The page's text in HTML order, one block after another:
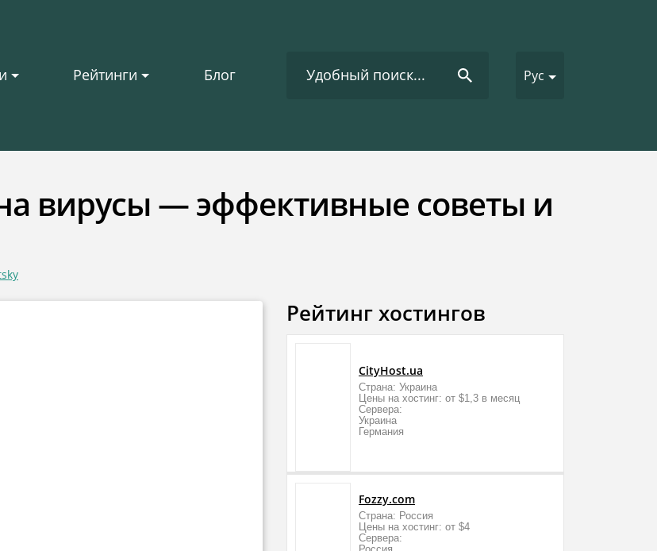
Рейтинги Блог Рус
вирусы — эффективные советы и
Рейтинг хостингов
CityHost.ua
Страна: Украина
Цены на хостинг: от $1,3 в месяц
Сервера:
Украина
Германия
Fozzy.com
Страна: Россия
Цены на хостинг: от $4
Сервера: